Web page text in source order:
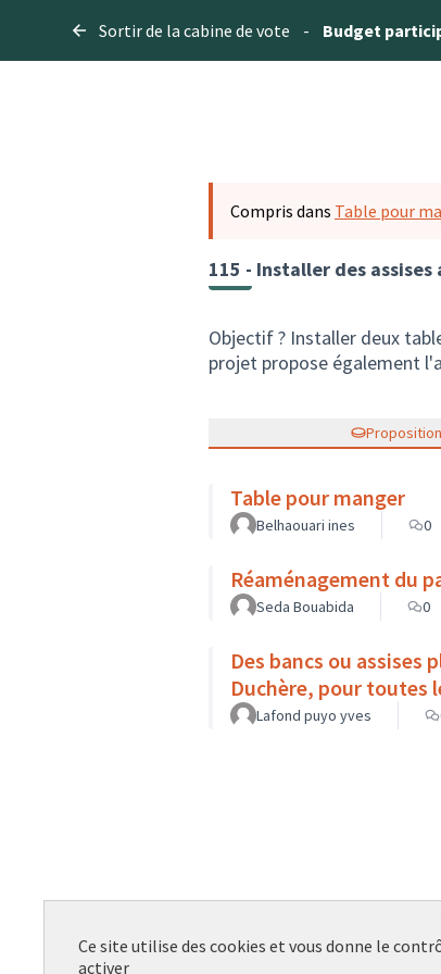
Sortir de la cabine de vote - Budget
Compris dans Table pour
115 - Installer des assises
Objectif ? Installer deux
projet propose également
Table pour manger
Belhaouari ines 0
Réaménagement du
Seda Bouabida 0
Des bancs ou assises
Duchère, pour toutes
Lafond puyo yves
Ce site utilise des cookies et vous donne le
activer